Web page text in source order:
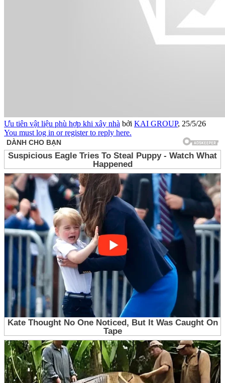
Ưu tiên vật liệu phù hợp khi xây nhà bởi KAI GROUP, 25/5/26
You must log in or register to reply here.